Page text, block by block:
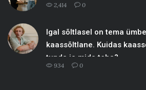
2,414 0
Igal sõltlasel on tema
kaassõltlane. Kuidas
tunda ja mida teha?
934 0